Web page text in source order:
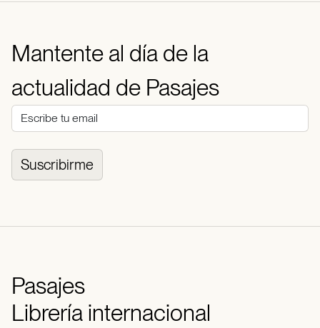
Mantente al día de la
actualidad de Pasajes
Suscribirme
Pasajes
Librería internacional